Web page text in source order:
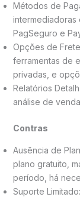
Métodos de
intermediadoras
PagSeguro e
Opções de
ferramentas de
privadas, e
Relatórios
análise de
Contras
Ausência de
plano gratuito,
período, há
Suporte